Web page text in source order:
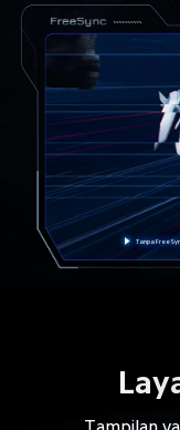
Tanpa